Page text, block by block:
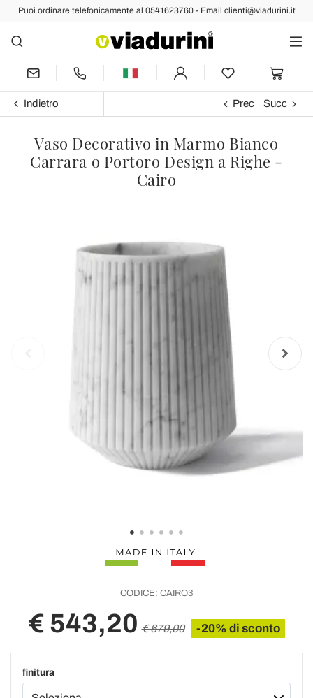
Puoi ordinare telefonicamente al 0541623760 - Email clienti@viadurini.it
Indietro Prec Succ
Vaso Decorativo in Marmo Bianco
Carrara o Portoro Design a Righe -
Cairo
CODICE: CAIRO3
€ 543,20 € 679,00 -20% di sconto
finitura